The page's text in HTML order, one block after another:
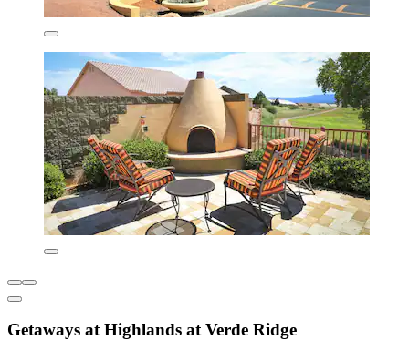
Getaways at Highlands at Verde Ridge